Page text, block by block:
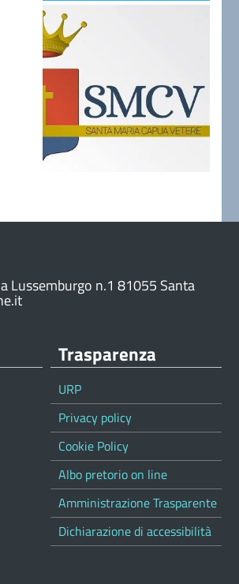
Lussemburgo n.1 81055 Santa
Trasparenza
URP
Privacy policy
Cookie Policy
Albo pretorio on line
Amministrazione Trasparente
Dichiarazione di accessibilità